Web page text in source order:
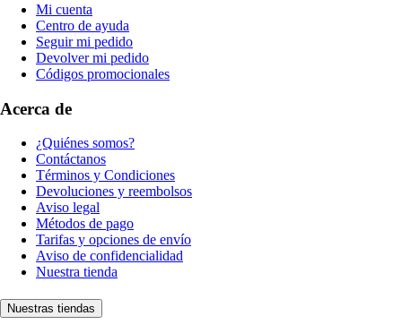
Mi cuenta
Centro de ayuda
Seguir mi pedido
Devolver mi pedido
Códigos promocionales
Acerca de
¿Quiénes somos?
Contáctanos
Términos y Condiciones
Devoluciones y reembolsos
Aviso legal
Métodos de pago
Tarifas y opciones de envío
Aviso de confidencialidad
Nuestra tienda
Nuestras tiendas